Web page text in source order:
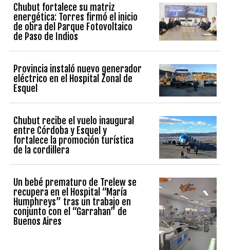
Chubut fortalece su matriz
energética: Torres firmó el inicio
de obra del Parque Fotovoltaico
de Paso de Indios
Provincia instaló nuevo generador
eléctrico en el Hospital Zonal de
Esquel
Chubut recibe el vuelo inaugural
entre Córdoba y Esquel y
fortalece la promoción turística
de la cordillera
Un bebé prematuro de Trelew se
recupera en el Hospital “María
Humphreys” tras un trabajo en
conjunto con el “Garrahan” de
Buenos Aires